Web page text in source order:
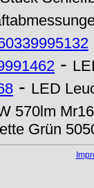
-
- LED
570lm
Grün